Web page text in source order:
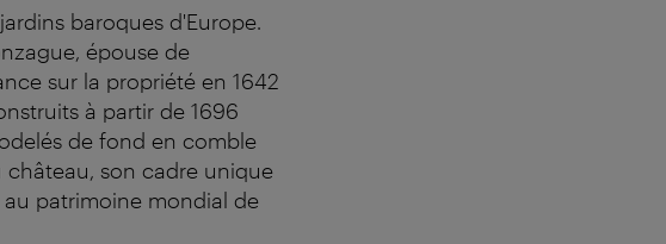
baroques d'Europe.
épouse de
sur la propriété en 1642
à partir de 1696
de fond en comble
château, son cadre unique
patrimoine mondial de